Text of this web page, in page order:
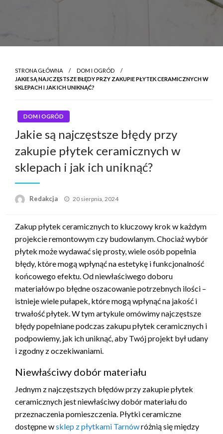
STRONA GŁÓWNA
DOM I OGRÓD
JAKIE SĄ NAJCZĘSTSZE BŁĘDY PRZY ZAKUPIE PŁYTEK CERAMICZNYCH W
SKLEPACH I JAK ICH UNIKNĄĆ?
DOM I OGRÓD
Jakie są najczęstsze błędy przy
zakupie płytek ceramicznych w
sklepach i jak ich uniknąć?
Redakcja Napisano
20 sierpnia, 2024
Zakup płytek ceramicznych to kluczowy krok w każdym
projekcie remontowym czy budowlanym. Chociaż wybór
płytek może wydawać się prosty, wiele osób popełnia
błędy, które mogą wpłynąć na estetykę i funkcjonalność
końcowego efektu. Od niewłaściwego doboru
materiałów po błędne oszacowanie potrzebnych ilości –
istnieje wiele pułapek, które mogą wpłynąć na jakość i
trwałość płytek. W tym artykule omówimy najczęstsze
błędy popełniane podczas zakupu płytek ceramicznych i
podpowiemy, jak ich uniknąć, aby Twój projekt był udany
i zgodny z oczekiwaniami.
Niewłaściwy dobór materiału
Jednym z najczęstszych błędów przy zakupie płytek
ceramicznych jest niewłaściwy dobór materiału do
przeznaczenia pomieszczenia. Płytki ceramiczne
dostępne wsklep z płytkami Tarnówróżnią się między